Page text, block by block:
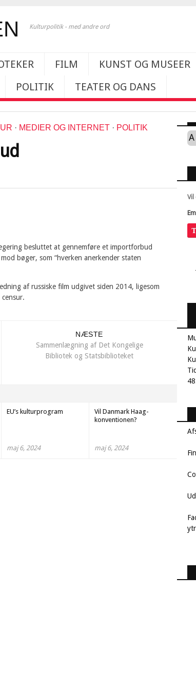
Kulturpolitik - med andre ord
FILM KUNST OG MUSEER
POLITIK TEATER OG DANS
· MEDIER OG INTERNET · POLITIK
besluttet at gennemføre et importforbud
bøger, som “hverken anerkender staten
af russiske film udgivet siden 2014, ligesom
NÆSTE
Sammenlægning af Det Kongelige
Bibliotek og Statsbiblioteket
EU’s kulturprogram
maj 6, 2024
Vil Danmark Haag-
konventionen?
maj 6, 2024
A
Vil